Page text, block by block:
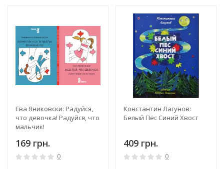
Ева Яниковски: Радуйся,
что девочка! Радуйся, что
мальчик!
169 грн.
0
Константин Лагунов:
Белый Пёс Синий Хвост
409 грн.
0